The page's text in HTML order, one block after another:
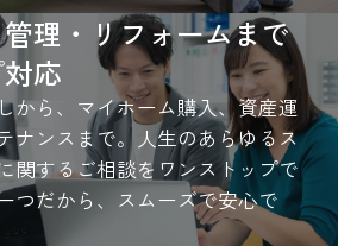
理・リフォームまで
応
から、マイホーム購入、資産運
ナンスまで。人生のあらゆるス
関するご相談をワンストップで
つだから、スムーズで安心で